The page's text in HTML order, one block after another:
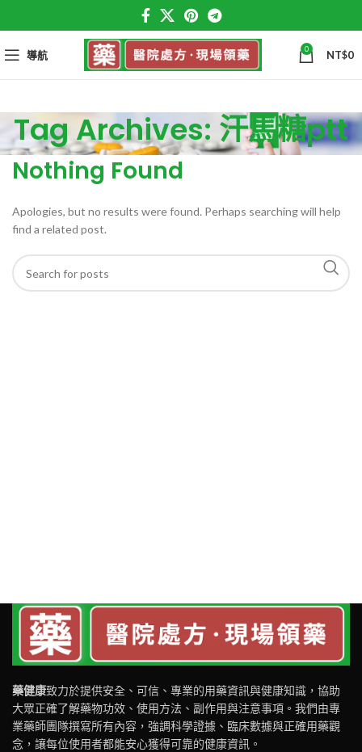
導航 0 NT$0
Tag Archives: 汗馬糖ptt
Nothing Found
Apologies, but no results were found. Perhaps searching will help
find a related post.
藥健康致力於提供安全、可信、專業的用藥資訊與健康知識，協助
大眾正確了解藥物功效、使用方法、副作用與注意事項。我們由專
業藥師團隊撰寫所有內容，強調科學證據、臨床數據與正確用藥觀
念，讓每位使用者都能安心獲得可靠的健康資訊。